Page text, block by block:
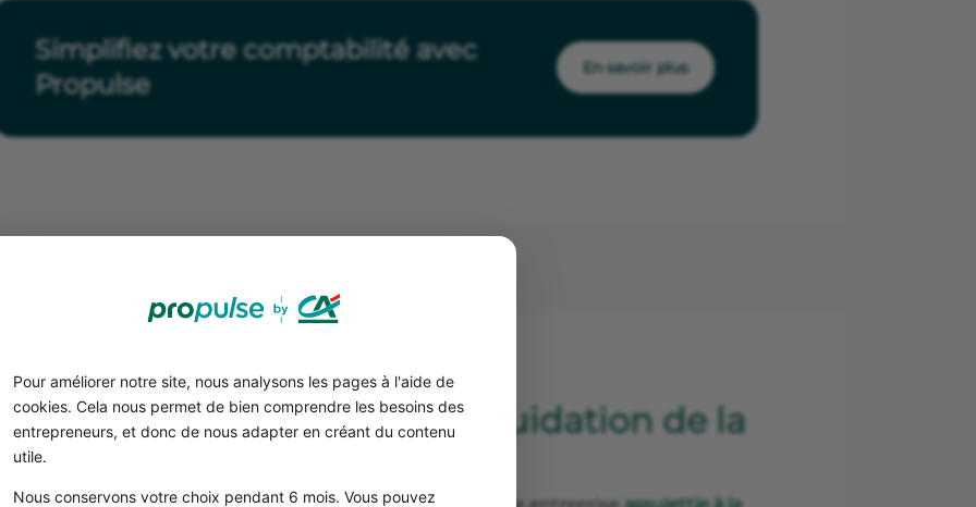
Pour améliorer notre site, nous analysons les pages à l'aide de
cookies. Cela nous permet de bien comprendre les besoins des
entrepreneurs, et donc de nous adapter en créant du contenu
utile.
Nous conservons votre choix pendant 6 mois. Vous pouvez
Simplifiez votre comptabilité avec
Propulse
En savoir plus
est concerné par l’autoliquidation de la
?